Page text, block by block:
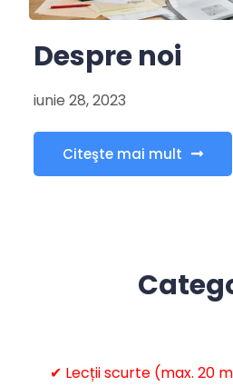
Despre noi
iunie 28, 2023
Citeşte mai mult
✔ Lecții scurte (max. 20